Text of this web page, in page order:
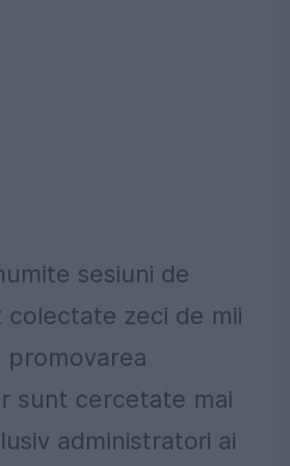
sesiuni de
zeci de mii
sunt cercetate mai
administratori ai